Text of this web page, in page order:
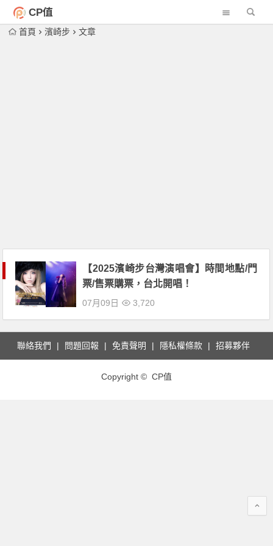
CP值
首頁 濱崎步 文章
【2025濱崎步台灣演唱會】時間地點/門
票/售票購票，台北開唱！
07月09日 3,720
聯絡我們 問題回報 免責聲明 隱私權條款 招募夥伴
Copyright © CP值